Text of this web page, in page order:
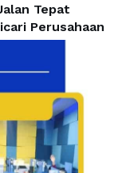
Tepat
Perusahaan